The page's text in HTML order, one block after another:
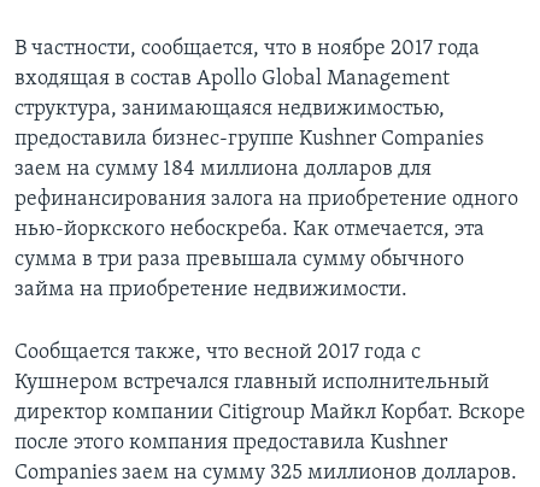
В частности, сообщается, что в ноябре 2017 года
входящая в состав Apollo Global Management
структура, занимающаяся недвижимостью,
предоставила бизнес-группе Kushner Companies
заем на сумму 184 миллиона долларов для
рефинансирования залога на приобретение одного
нью-йоркского небоскреба. Как отмечается, эта
сумма в три раза превышала сумму обычного
займа на приобретение недвижимости.
Сообщается также, что весной 2017 года с
Кушнером встречался главный исполнительный
директор компании Citigroup Майкл Корбат. Вскоре
после этого компания предоставила Kushner
Companies заем на сумму 325 миллионов долларов.